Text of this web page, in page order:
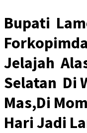
Bupati
Jelajah
Selatan Di
Mas,Di
Hari Jadi